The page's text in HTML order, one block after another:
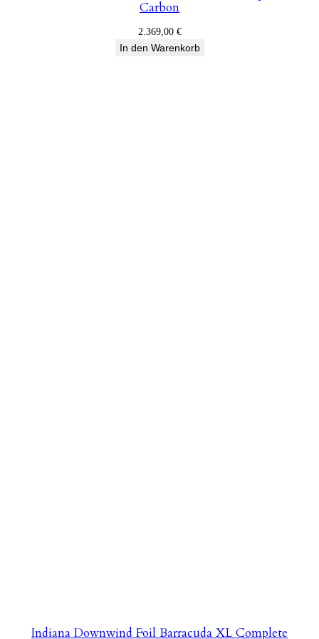
Carbon
2.369,00 €
In den Warenkorb
Indiana Downwind Foil Barracuda XL Complete